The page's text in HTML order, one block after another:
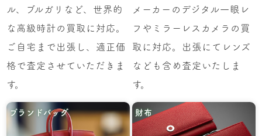
ル、ブルガリなど、世界的
な高級時計の買取に対応。
ご自宅まで出張し、適正価
格で査定させていただきま
す。
メーカーのデジタル一眼レ
フやミラーレスカメラの買
取に対応。出張にてレンズ
なども含め査定いたしま
す。
ブランドバッグ 財布